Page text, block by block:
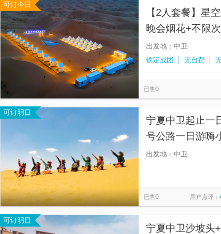
羊皮筏子 沙坡头-骑骆驼
中宁县文化馆 甘德尔山生态景区
可订今日
【2人套餐】星
晚会烟花+不限
出发地：中卫
铁定成团
无自费
已售0
可订明日
宁夏中卫起止一
号公路一日游嗨
注于精致小团，
出发地：中卫
已售0 用户点评：
可订明日
宁夏中卫沙坡头